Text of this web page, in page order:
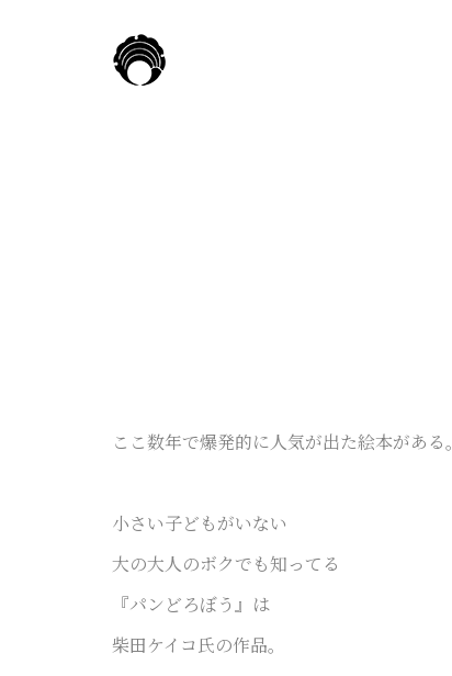
ここ数年で爆発的に人気が出た絵本がある。
小さい子どもがいない
大の大人のボクでも知ってる
『パンどろぼう』は
柴田ケイコ氏の作品。